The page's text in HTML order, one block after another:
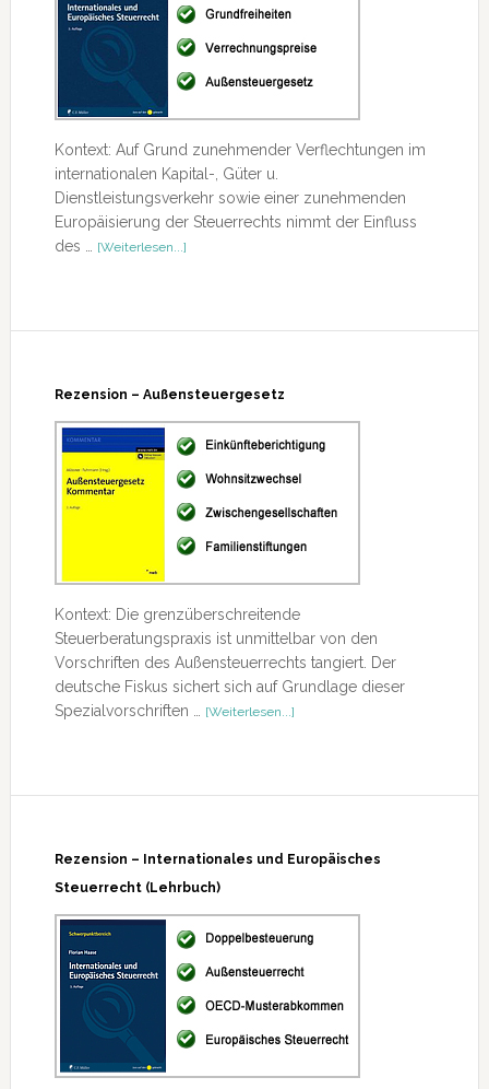
Kontext: Auf Grund zunehmender Verflechtungen im
internationalen Kapital-, Güter u.
Dienstleistungsverkehr sowie einer zunehmenden
Europäisierung der Steuerrechts nimmt der Einfluss
des …
[Weiterlesen...]ÜberRezension
Rezension – Außensteuergesetz
Kontext: Die grenzüberschreitende
Steuerberatungspraxis ist unmittelbar von den
Vorschriften des Außensteuerrechts tangiert. Der
deutsche Fiskus sichert sich auf Grundlage dieser
Spezialvorschriften …
[Weiterlesen...]ÜberRezension
Rezension – Internationales und Europäisches
Steuerrecht (Lehrbuch)